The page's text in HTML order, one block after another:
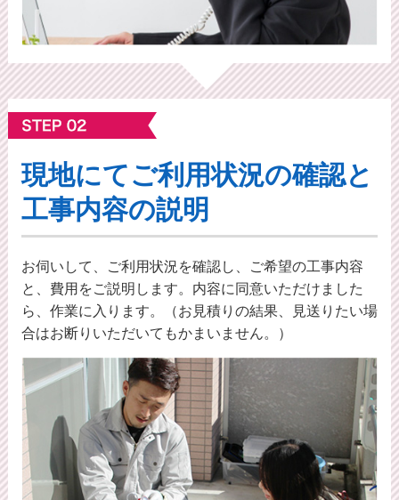
現地にてご利⽤状況の確認と
工事内容の説明
お伺いして、ご利用状況を確認し、ご希望の工事内容
と、費用をご説明します。内容に同意いただけました
ら、作業に入ります。（お見積りの結果、見送りたい場
合はお断りいただいてもかまいません。）